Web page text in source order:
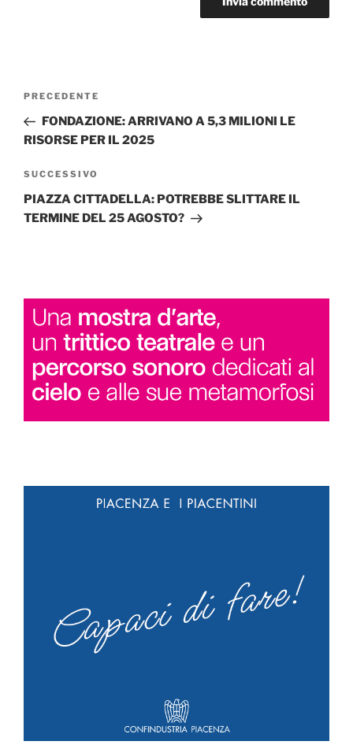
Navigazione
Articolo
precedente:
PRECEDENTE
FONDAZIONE: ARRIVANO A 5,3 MILIONI LE
RISORSE PER IL 2025
Articolo
successivo
SUCCESSIVO
PIAZZA CITTADELLA: POTREBBE SLITTARE IL
TERMINE DEL 25 AGOSTO?